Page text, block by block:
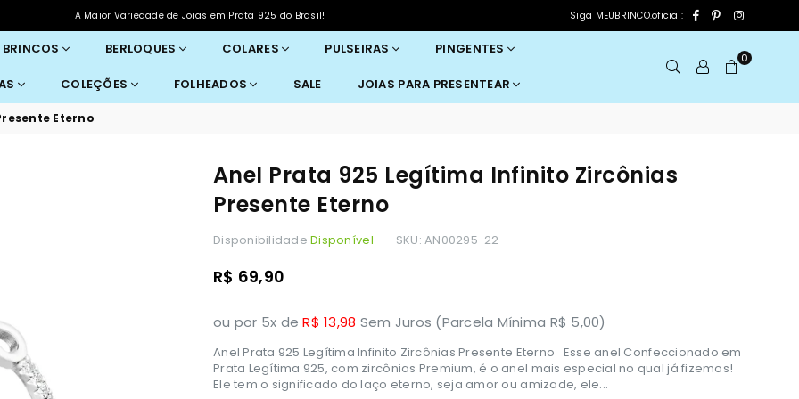
A Maior Variedade de Joias em Prata 925 do Brasil! Siga MEUBRINCO.oficial: Facebook
PinterestInstagram
BRINCOS BERLOQUES COLARES PULSEIRAS PINGENTES
COLEÇÕES FOLHEADOS SALE JOIAS PARA PRESENTEAR
0
Eterno
Anel Prata 925 Legítima Infinito Zircônias
Presente Eterno
DisponibilidadeDisponível SKU:AN00295-22
Preço
R$ 69,90
ou por 5x deR$ 13,98 Sem Juros (Parcela Mínima R$ 5,00)
Anel Prata 925 Legítima Infinito Zircônias Presente Eterno Esse anel Confeccionado em
Prata Legítima 925, com zircônias Premium, é o anel mais especial no qual já fizemos!
Ele tem o significado do laço eterno, seja amor ou amizade, ele...